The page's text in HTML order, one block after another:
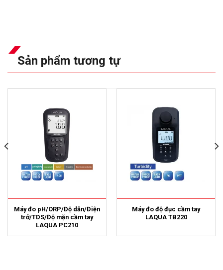
Sản phẩm tương tự
Máy đo pH/ORP/Độ dẫn/Điện
trở/TDS/Độ mặn cầm tay
LAQUA PC210
Máy đo độ đục cầm tay
LAQUA TB220